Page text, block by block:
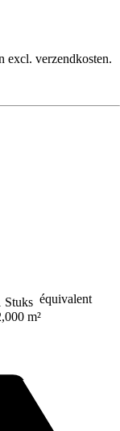
verzendkosten.
Stuks équivalent
m²